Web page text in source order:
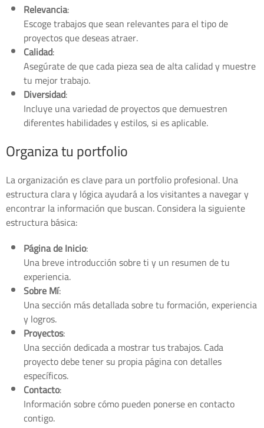
Relevancia:
Escoge trabajos que sean relevantes para el tipo de
proyectos que deseas atraer.
Calidad:
Asegúrate de que cada pieza sea de alta calidad y muestre
tu mejor trabajo.
Diversidad:
Incluye una variedad de proyectos que demuestren
diferentes habilidades y estilos, si es aplicable.
Organiza tu portfolio
La organización es clave para un portfolio profesional. Una
estructura clara y lógica ayudará a los visitantes a navegar y
encontrar la información que buscan. Considera la siguiente
estructura básica:
Página de Inicio:
Una breve introducción sobre ti y un resumen de tu
experiencia.
Sobre Mí:
Una sección más detallada sobre tu formación, experiencia
y logros.
Proyectos:
Una sección dedicada a mostrar tus trabajos. Cada
proyecto debe tener su propia página con detalles
específicos.
Contacto:
Información sobre cómo pueden ponerse en contacto
contigo.